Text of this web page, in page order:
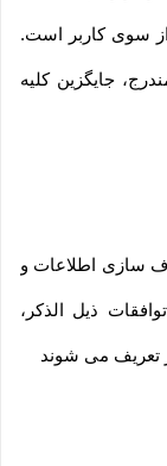
از سوی کاربر است.
جایگزین کلیه
سازی اطلاعات و
ذیل الذکر،
تعریف می شوند